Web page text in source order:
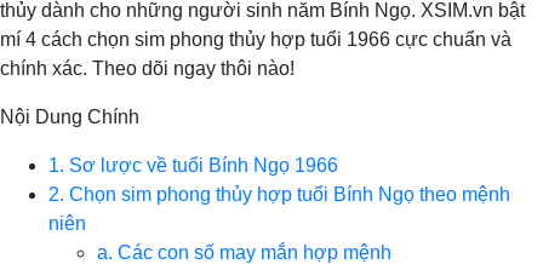
thủy dành cho những người sinh năm Bính Ngọ. XSIM.vn bật
mí 4 cách chọn sim phong thủy hợp tuổi 1966 cực chuẩn và
chính xác. Theo dõi ngay thôi nào!
Nội Dung Chính
1. Sơ lược về tuổi Bính Ngọ 1966
2. Chọn sim phong thủy hợp tuổi Bính Ngọ theo mệnh
niên
a. Các con số may mắn hợp mệnh